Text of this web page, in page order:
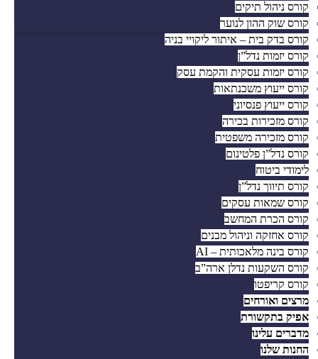
קורס ניהול תיקים
קורס שוק ההון לנוער
קורס בדק בית – איתור ליקויי בניה
קורס יזמות נדל”ן
קורס יזמות עסקית והקמת עסק
קורס ייעוץ משכנתאות
קורס ייעוץ פנסיוני
קורס מזכירות בכירה
קורס מזכירה משפטית
קורס נדל”ן פלטינום
לימודי ביטוח
קורס תיווך נדל”ן
קורס שמאות עסקים
קורס הכרת המחשב
קורס אחזקה וניהול מבנים
קורס בינה מלאכותית – AI
קורס השקעות נדלן ארה”ב
קורס קריפטו
מרצים ואורחים
אפיק בתקשורת
מדברים עלינו
החנות שלנו